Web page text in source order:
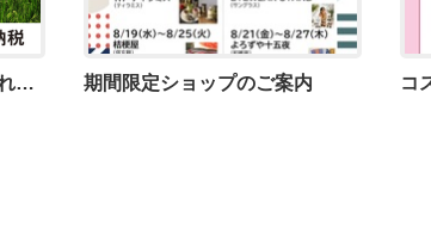
令和８年熊本地震で被災された皆さまに、心よりお見舞い申し上げます 期間限定ショップのご案内